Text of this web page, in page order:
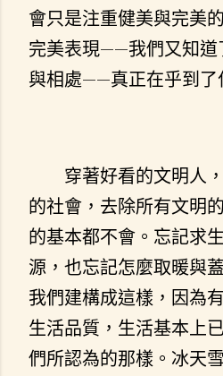
會只是注重健美與完美
完美表現——我們又知道
與相處——真正在乎到了
穿著好看的文明人
的社會，去除所有文明
的基本都不會。忘記求
源，也忘記怎麼取暖與
我們建構成這樣，因為
生活品質，生活基本上
們所認為的那樣。冰天